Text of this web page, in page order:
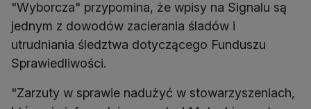
"Wyborcza" przypomina, że wpisy na Signalu są
jednym z dowodów zacierania śladów i
utrudniania śledztwa dotyczącego Funduszu
Sprawiedliwości.
"Zarzuty w sprawie nadużyć w stowarzyszeniach,